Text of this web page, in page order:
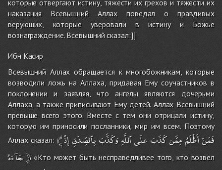
которые отвергают истину, тяжести их грехов и тяжести их
наказания Всевышний Аллах поведал о правдивых
верующих, которые уверовали в истину и Божье
вознаграждение. Всевышний сказал:]]
Ибн Касир
Всевышний Аллах обращается к многобожникам, которые
возводили ложь на Аллаха, придавая Ему соучастников в
поклонении и заявляя, что ангелы являются дочерьми
Аллаха, а также приписывают Ему детей. Аллах Всевышний
превыше всего этого. Вместе с тем они отрицали истину,
которую им приносили посланники, мир им всем. Поэтому
Аллах сказал:﴾ فَمَنْأَظْلَمُمِمَّنكَذَبَعلَىٱللَّهِوَكَذَّبَبِٱلصِّدْقِإِذْ
جَآءَهُ﴿«Кто может быть несправедливее того, кто возвел